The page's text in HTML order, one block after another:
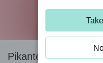
Pikanter Tofu